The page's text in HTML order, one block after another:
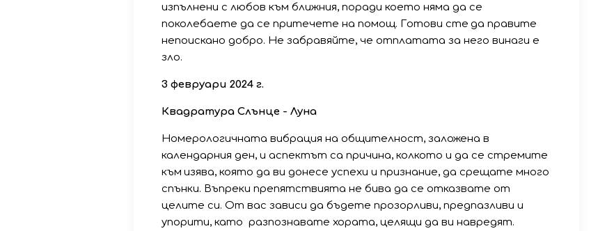
изпълнени с любов към ближния, поради което няма да се
поколебаете да се притечете на помощ. Готови сте да правите
непоискано добро. Не забравяйте, че отплатата за него винаги е
зло.
3 февруари 2024 г.
Квадратура Слънце - Луна
Номерологичната вибрация на общителност, заложена в
календарния ден, и аспектът са причина, колкото и да се стремите
към изява, която да ви донесе успехи и признание, да срещате много
спънки. Въпреки препятствията не бива да се отказвате от
целите си. От вас зависи да бъдете прозорливи, предпазливи и
упорити, като разпознавате хората, целящи да ви навредят.